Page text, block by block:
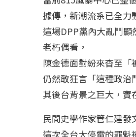
據傳，新潮流系已全力
這場DPP黨內大亂鬥顯
老朽偶看，
陳金德面對紛來杳至「
仍然敢狂言「這種政治
其後台背景之巨大，實
民間史學作家管仁建發
這次全台大停電的罪魁